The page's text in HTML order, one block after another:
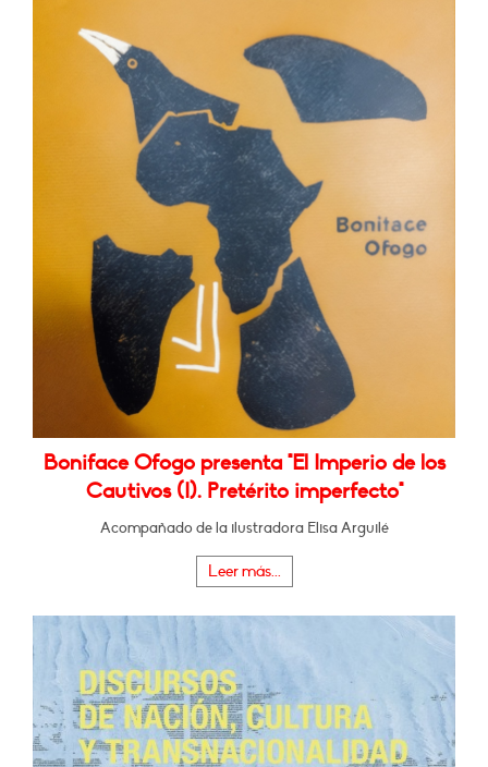
Boniface Ofogo presenta "El Imperio de los
Cautivos (I). Pretérito imperfecto"
Acompañado de la ilustradora Elisa Arguilé
Leer más...